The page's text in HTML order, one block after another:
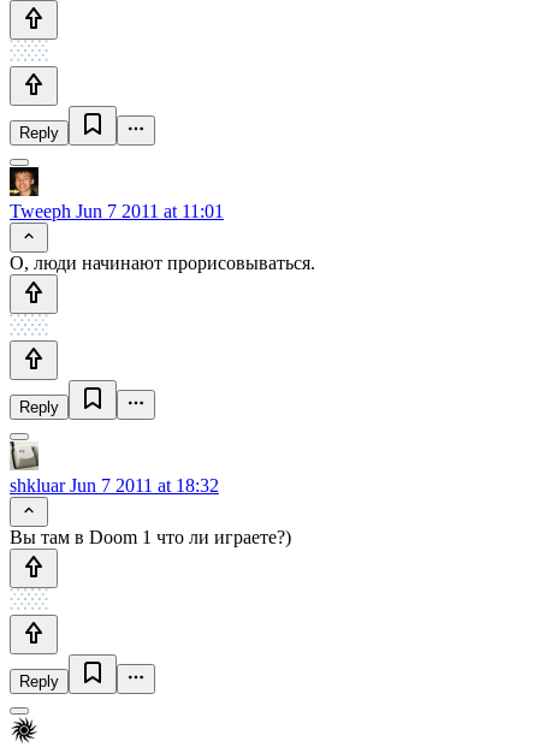
Reply
Tweeph Jun 7 2011 at 11:01
О, люди начинают прорисовываться.
Reply
shkluarJun 7 2011 at 18:32
Вы там в Doom 1 что ли играете?)
Reply